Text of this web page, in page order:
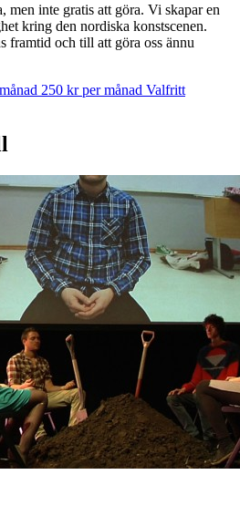
men inte gratis att göra. Vi skapar en
kring den nordiska konstscenen.
framtid och till att göra oss ännu
250 kr per månad Valfritt